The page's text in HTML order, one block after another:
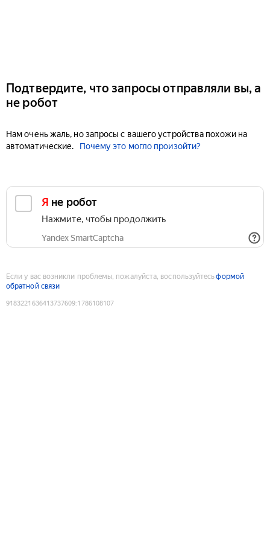
Подтвердите, что запросы отправляли вы, а
не робот
Нам очень жаль, но запросы с вашего устройства похожи на
автоматические.
Почему это могло произойти?
Я не робот
Нажмите, чтобы продолжить
Yandex SmartCaptcha
Если у вас возникли проблемы, пожалуйста, воспользуйтесьформой
обратной связи
9183221636413737609:1786108107